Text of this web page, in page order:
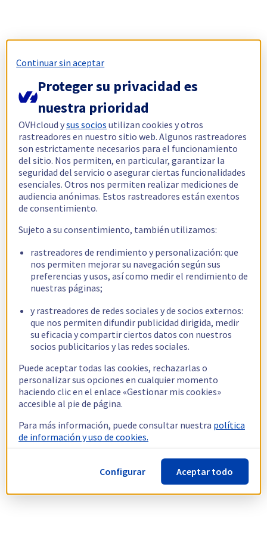
Continuar sin aceptar
Proteger su privacidad es
nuestra prioridad
OVHcloud ysus socios utilizan cookies y otros
rastreadores en nuestro sitio web. Algunos rastreadores
son estrictamente necesarios para el funcionamiento
del sitio. Nos permiten, en particular, garantizar la
seguridad del servicio o asegurar ciertas funcionalidades
esenciales. Otros nos permiten realizar mediciones de
audiencia anónimas. Estos rastreadores están exentos
de consentimiento.
Sujeto a su consentimiento, también utilizamos:
rastreadores de rendimiento y personalización: que
nos permiten mejorar su navegación según sus
preferencias y usos, así como medir el rendimiento de
nuestras páginas;
y rastreadores de redes sociales y de socios externos:
que nos permiten difundir publicidad dirigida, medir
su eficacia y compartir ciertos datos con nuestros
socios publicitarios y las redes sociales.
Puede aceptar todas las cookies, rechazarlas o
personalizar sus opciones en cualquier momento
haciendo clic en el enlace «Gestionar mis cookies»
accesible al pie de página.
Para más información, puede consultar nuestra política
de información y uso de cookies.
Configurar Aceptar todo